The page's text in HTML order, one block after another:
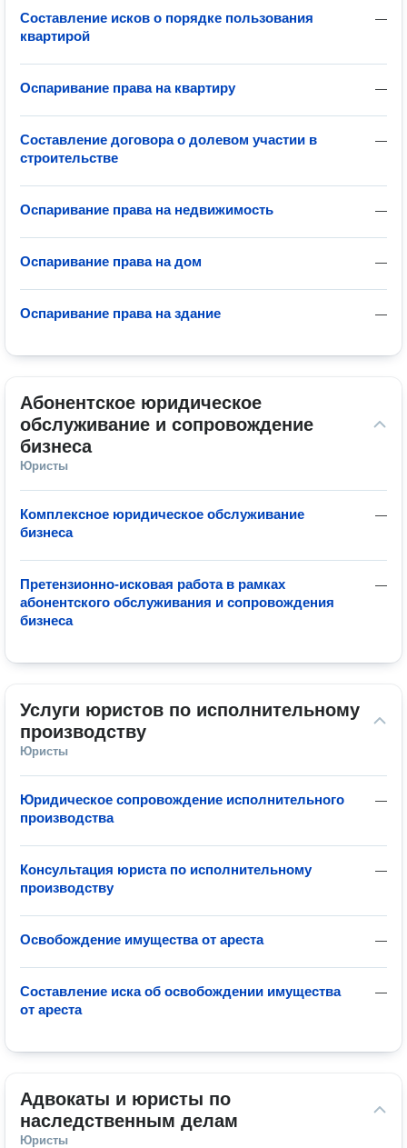
—
Составление исков о порядке пользования
квартирой
—
Оспаривание права на квартиру
—
Составление договора о долевом участии в
строительстве
—
Оспаривание права на недвижимость
—
Оспаривание права на дом
—
Оспаривание права на здание
Абонентское юридическое
обслуживание и сопровождение
бизнеса
Юристы
—
Комплексное юридическое обслуживание
бизнеса
—
Претензионно-исковая работа в рамках
абонентского обслуживания и сопровождения
бизнеса
Услуги юристов по исполнительному
производству
Юристы
—
Юридическое сопровождение исполнительного
производства
—
Консультация юриста по исполнительному
производству
—
Освобождение имущества от ареста
—
Составление иска об освобождении имущества
от ареста
Адвокаты и юристы по
наследственным делам
Юристы